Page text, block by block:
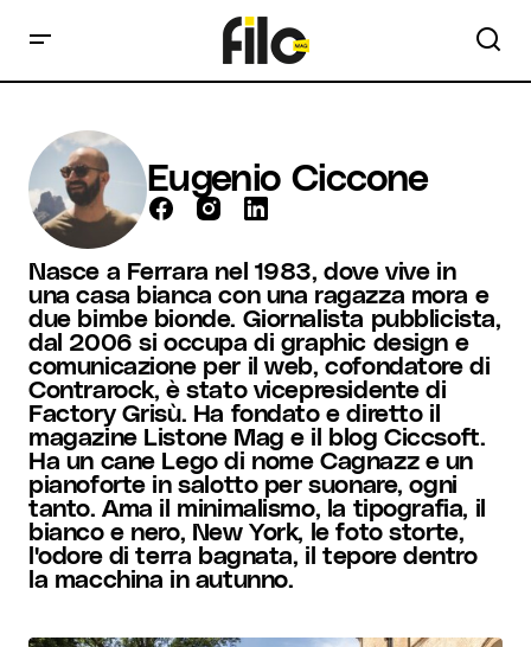
Eugenio Ciccone
Nasce a Ferrara nel 1983, dove vive in
una casa bianca con una ragazza mora e
due bimbe bionde. Giornalista pubblicista,
dal 2006 si occupa di graphic design e
comunicazione per il web, cofondatore di
Contrarock, è stato vicepresidente di
Factory Grisù. Ha fondato e diretto il
magazine Listone Mag e il blog Ciccsoft.
Ha un cane Lego di nome Cagnazz e un
pianoforte in salotto per suonare, ogni
tanto. Ama il minimalismo, la tipografia, il
bianco e nero, New York, le foto storte,
l'odore di terra bagnata, il tepore dentro
la macchina in autunno.